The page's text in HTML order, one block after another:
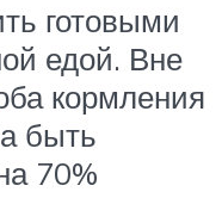
готовыми
едой. Вне
кормления
быть
70%